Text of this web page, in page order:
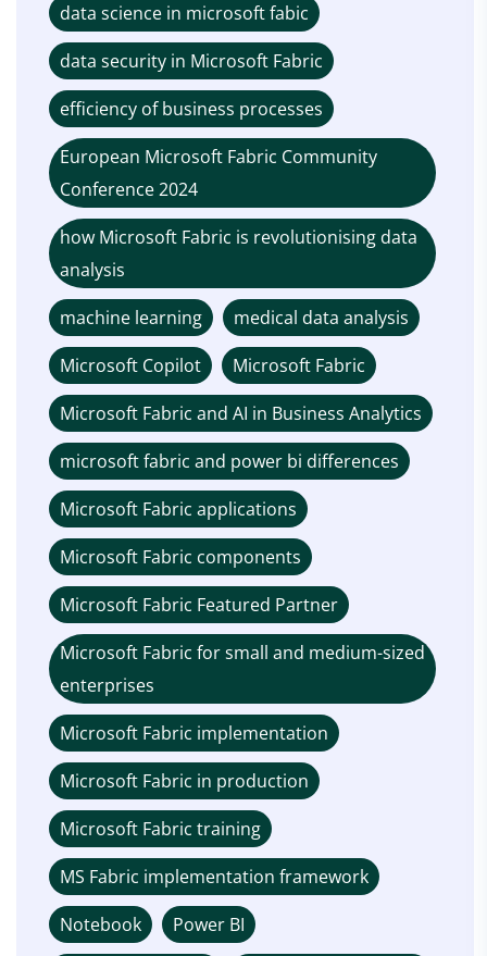
data science in microsoft fabic
data security in Microsoft Fabric
efficiency of business processes
European Microsoft Fabric Community
Conference 2024
how Microsoft Fabric is revolutionising data
analysis
machine learning
medical data analysis
Microsoft Copilot
Microsoft Fabric
Microsoft Fabric and AI in Business Analytics
microsoft fabric and power bi differences
Microsoft Fabric applications
Microsoft Fabric components
Microsoft Fabric Featured Partner
Microsoft Fabric for small and medium-sized
enterprises
Microsoft Fabric implementation
Microsoft Fabric in production
Microsoft Fabric training
MS Fabric implementation framework
Notebook
Power BI